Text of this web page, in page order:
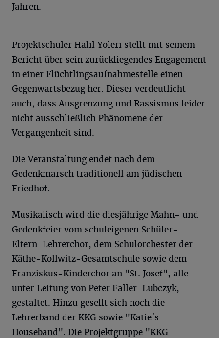
Jahren.
Projektschüler Halil Yoleri stellt mit seinem
Bericht über sein zurückliegendes Engagement
in einer Flüchtlingsaufnahmestelle einen
Gegenwartsbezug her. Dieser verdeutlicht
auch, dass Ausgrenzung und Rassismus leider
nicht ausschließlich Phänomene der
Vergangenheit sind.
Die Veranstaltung endet nach dem
Gedenkmarsch traditionell am jüdischen
Friedhof.
Musikalisch wird die diesjährige Mahn- und
Gedenkfeier vom schuleigenen Schüler-
Eltern-Lehrerchor, dem Schulorchester der
Käthe-Kollwitz-Gesamtschule sowie dem
Franziskus-Kinderchor an "St. Josef", alle
unter Leitung von Peter Faller-Lubczyk,
gestaltet. Hinzu gesellt sich noch die
Lehrerband der KKG sowie "Katie´s
Houseband". Die Projektgruppe "KKG —